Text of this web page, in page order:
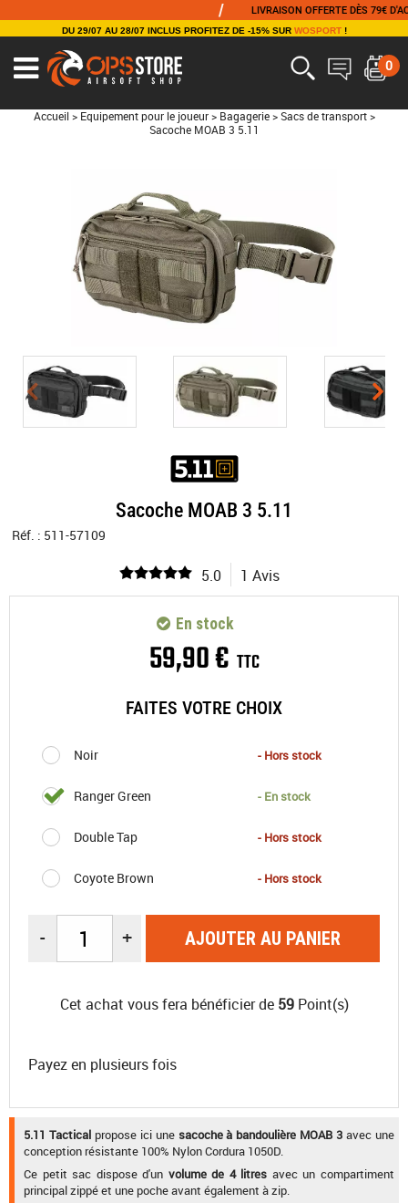
LIVRAISON OFFERTE DÈS 79€ D'ACHAT
DU 29/07 AU 28/07 INCLUS PROFITEZ DE -15% SUR WOSPORT!
0
Accueil > Equipement pour le joueur > Bagagerie > Sacs de transport >
Sacoche MOAB 3 5.11
Sacoche MOAB 3 5.11
Réf. : 511-57109
5.0 1 Avis
59,90€ TTC
FAITES VOTRE CHOIX
Noir - Hors stock
Ranger Green - En stock
Double Tap - Hors stock
Coyote Brown - Hors stock
En stock
- + AJOUTER AU PANIER
Cet achat vous fera bénéficier de 59Point(s)
Payez en plusieurs fois
5.11 Tacticalpropose ici une sacoche à bandoulière MOAB 3 avec une
conception résistante 100% Nylon Cordura 1050D.
Ce petit sac dispose d'un volume de 4 litres avec un compartiment
principal zippé et une poche avant également à zip.